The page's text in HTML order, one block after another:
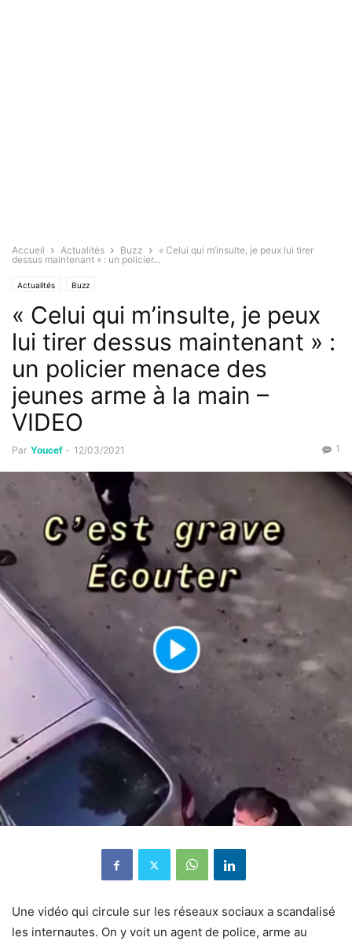
Accueil Actualités Buzz
« Celui qui m’insulte, je peux lui tirer
dessus maintenant » : un policier...
Actualités Buzz
« Celui qui m’insulte, je peux
lui tirer dessus maintenant » :
un policier menace des
jeunes arme à la main –
VIDEO
Par Youcef - 12/03/2021 1
Une vidéo qui circule sur les réseaux sociaux a scandalisé
les internautes. On y voit un agent de police, arme au